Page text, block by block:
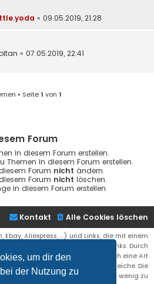
um dir den
der Nutzung zu
« 09.05.2019, 21:28
« 07.05.2019, 22:41
• Seite1 von 1
Forum
in diesem Forum erstellen.
Themen in diesem Forum erstellen.
Forum nicht ändern.
Forum nicht löschen.
in diesem Forum erstellen.
Alle Cookies löschen
Kontakt
Ebay, Aliexpress, ...) und Links, die mit einem
es sich um sogenannte Affiliate Links. Durch
über einen Affiliate Link erhälte ich eine Art
Für euch bleibt der Preis der gleiche. Die
für diese Webseite ein wenig zu